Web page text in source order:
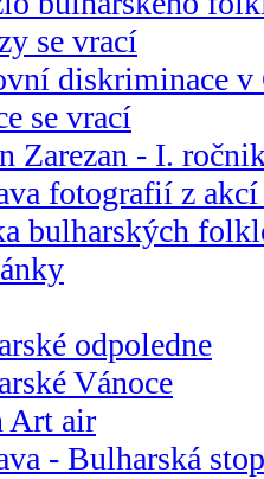
se vrací
diskriminace
se vrací
Zarezan - I.
fotografií z akcí
bulharských
odpoledne
Vánoce
Art air
- Bulharská